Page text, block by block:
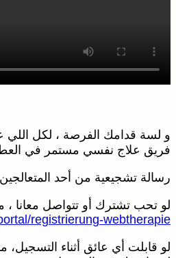
و لسة قدامك الفرصة ، لكل اللي
فريق علاج نفسي مستمر في
رسالة تشجيعية من أحد
لو تحب تشترك أو تتواصل معانا
registrierung-webtherapie/
لو قابلت أي عائق أثناء